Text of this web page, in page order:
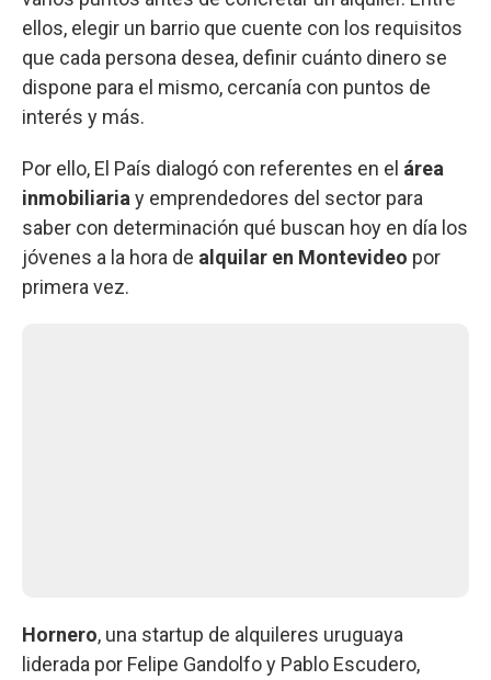
ellos, elegir un barrio que cuente con los requisitos
que cada persona desea, definir cuánto dinero se
dispone para el mismo, cercanía con puntos de
interés y más.
Por ello, El País dialogó con referentes en el área
inmobiliaria y emprendedores del sector para
saber con determinación qué buscan hoy en día los
jóvenes a la hora de alquilar en Montevideo por
primera vez.
Hornero, una startup de alquileres uruguaya
liderada por Felipe Gandolfo y Pablo Escudero,